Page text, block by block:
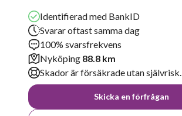
Identifierad med BankID
Svarar oftast samma dag
100% svarsfrekvens
Nyköping 88.8 km
Skador är försäkrade utan självrisk.
Skicka en förfrågan